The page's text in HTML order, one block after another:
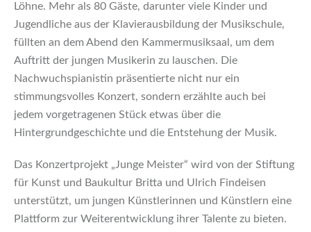
Löhne. Mehr als 80 Gäste, darunter viele Kinder und
Jugendliche aus der Klavierausbildung der Musikschule,
füllten an dem Abend den Kammermusiksaal, um dem
Auftritt der jungen Musikerin zu lauschen. Die
Nachwuchspianistin präsentierte nicht nur ein
stimmungsvolles Konzert, sondern erzählte auch bei
jedem vorgetragenen Stück etwas über die
Hintergrundgeschichte und die Entstehung der Musik.
Das Konzertprojekt „Junge Meister“ wird von der Stiftung
für Kunst und Baukultur Britta und Ulrich Findeisen
unterstützt, um jungen Künstlerinnen und Künstlern eine
Plattform zur Weiterentwicklung ihrer Talente zu bieten.